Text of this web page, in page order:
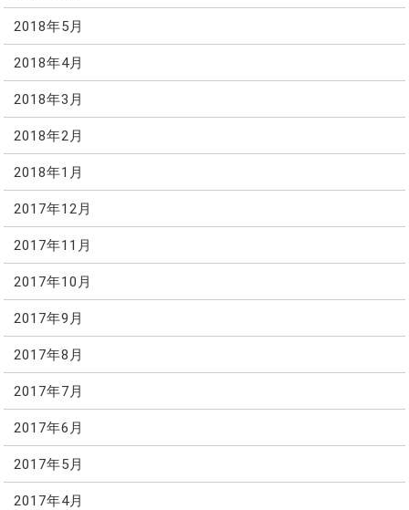
2018年5月
2018年4月
2018年3月
2018年2月
2018年1月
2017年12月
2017年11月
2017年10月
2017年9月
2017年8月
2017年7月
2017年6月
2017年5月
2017年4月